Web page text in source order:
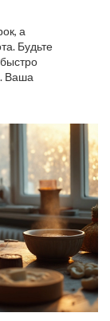
а
Будьте
Ваша